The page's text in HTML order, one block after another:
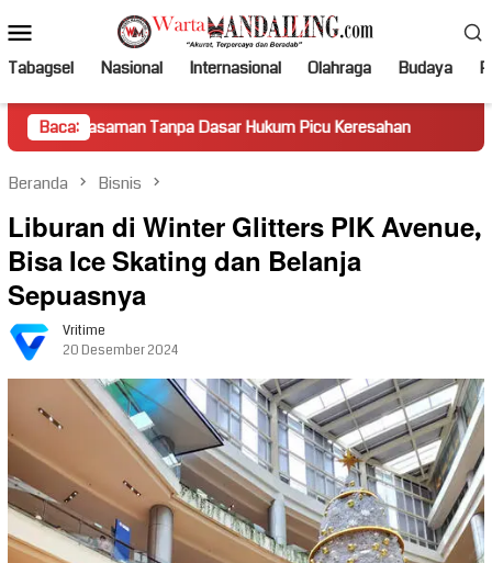
ke
kontenMobile
Tabagsel Nasional Internasional Olahraga Budaya
Baca:
Tanpa Dasar Hukum Picu Keresahan Truk Miring
Beranda Bisnis
Liburan di Winter Glitters PIK Avenue,
Bisa Ice Skating dan Belanja
Sepuasnya
Vritime
20 Desember 2024